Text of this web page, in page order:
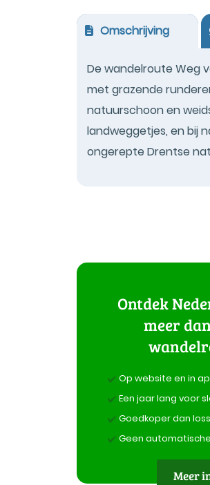
Omschrijving
De wandelroute Weg
met grazende
natuurschoon en
landweggetjes, en bij
ongerepte Drentse
Ontdek
meer
Op website en in
Een jaar lang voor
Goedkoper dan
Geen
Meer